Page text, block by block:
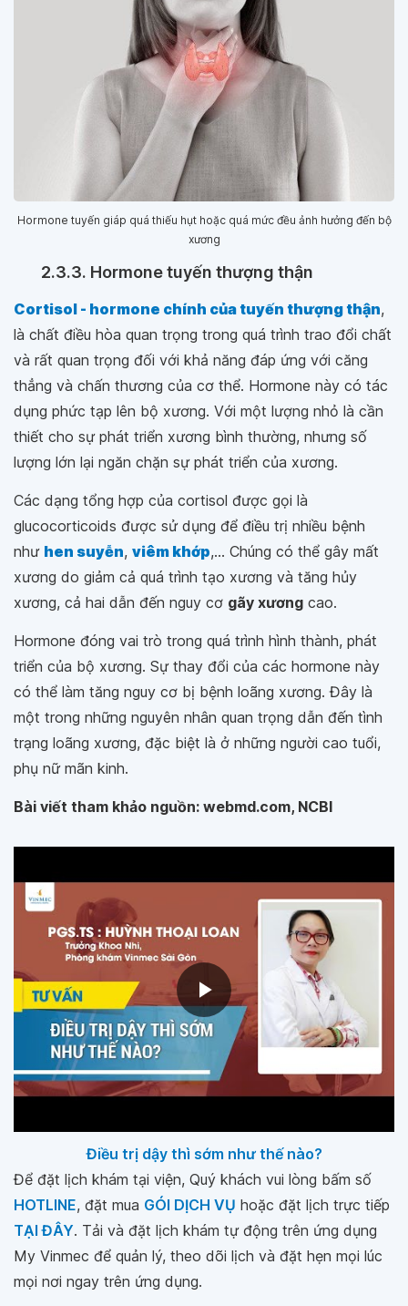
Hormone tuyến giáp quá thiếu hụt hoặc quá mức đều ảnh hưởng đến bộ
xương
2.3.3. Hormone tuyến thượng thận
Cortisol - hormone chính của tuyến thượng thận,
là chất điều hòa quan trọng trong quá trình trao đổi chất
và rất quan trọng đối với khả năng đáp ứng với căng
thẳng và chấn thương của cơ thể. Hormone này có tác
dụng phức tạp lên bộ xương. Với một lượng nhỏ là cần
thiết cho sự phát triển xương bình thường, nhưng số
lượng lớn lại ngăn chặn sự phát triển của xương.
Các dạng tổng hợp của cortisol được gọi là
glucocorticoids được sử dụng để điều trị nhiều bệnh
như hen suyễn, viêm khớp,... Chúng có thể gây mất
xương do giảm cả quá trình tạo xương và tăng hủy
xương, cả hai dẫn đến nguy cơ gãy xương cao.
Hormone đóng vai trò trong quá trình hình thành, phát
triển của bộ xương. Sự thay đổi của các hormone này
có thể làm tăng nguy cơ bị bệnh loãng xương. Đây là
một trong những nguyên nhân quan trọng dẫn đến tình
trạng loãng xương, đặc biệt là ở những người cao tuổi,
phụ nữ mãn kinh.
Bài viết tham khảo nguồn: webmd.com, NCBI
Điều trị dậy thì sớm như thế nào?
Để đặt lịch khám tại viện, Quý khách vui lòng bấm số
HOTLINE, đặt mua GÓI DỊCH VỤ hoặc đặt lịch trực tiếp
TẠI ĐÂY. Tải và đặt lịch khám tự động trên ứng dụng
My Vinmec để quản lý, theo dõi lịch và đặt hẹn mọi lúc
mọi nơi ngay trên ứng dụng.